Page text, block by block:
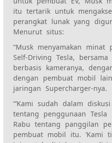
itu tertarik untuk
perangkat lunak yang
Menurut situs:
“Musk menyamakan
Self-Driving Tesla,
berbasis kameranya,
dengan pembuat mobil
jaringan Supercharger-nya.
“‘Kami sudah dalam
tentang penggunaan Tesla
Rabu tentang panggilan
pembuat mobil itu. ‘Kami